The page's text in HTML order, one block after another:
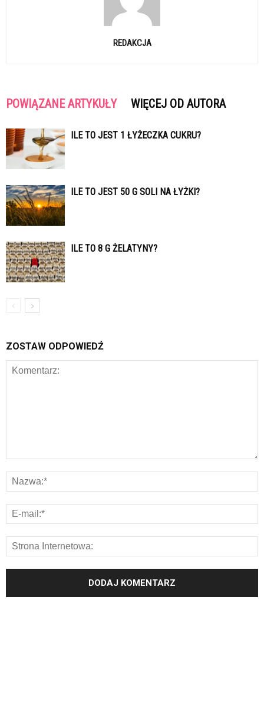
REDAKCJA
POWIĄZANE ARTYKUŁY WIĘCEJ OD AUTORA
ILE TO JEST 1 ŁYŻECZKA CUKRU?
ILE TO JEST 50 G SOLI NA ŁYŻKI?
ILE TO 8 G ŻELATYNY?
ZOSTAW ODPOWIEDŹ